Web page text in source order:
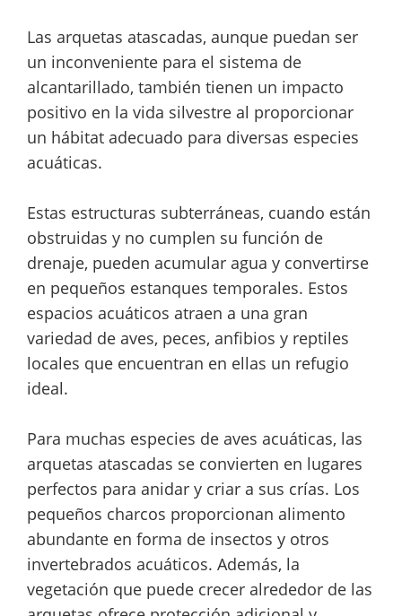
Las arquetas atascadas, aunque puedan ser
un inconveniente para el sistema de
alcantarillado, también tienen un impacto
positivo en la vida silvestre al proporcionar
un hábitat adecuado para diversas especies
acuáticas.
Estas estructuras subterráneas, cuando están
obstruidas y no cumplen su función de
drenaje, pueden acumular agua y convertirse
en pequeños estanques temporales. Estos
espacios acuáticos atraen a una gran
variedad de aves, peces, anfibios y reptiles
locales que encuentran en ellas un refugio
ideal.
Para muchas especies de aves acuáticas, las
arquetas atascadas se convierten en lugares
perfectos para anidar y criar a sus crías. Los
pequeños charcos proporcionan alimento
abundante en forma de insectos y otros
invertebrados acuáticos. Además, la
vegetación que puede crecer alrededor de las